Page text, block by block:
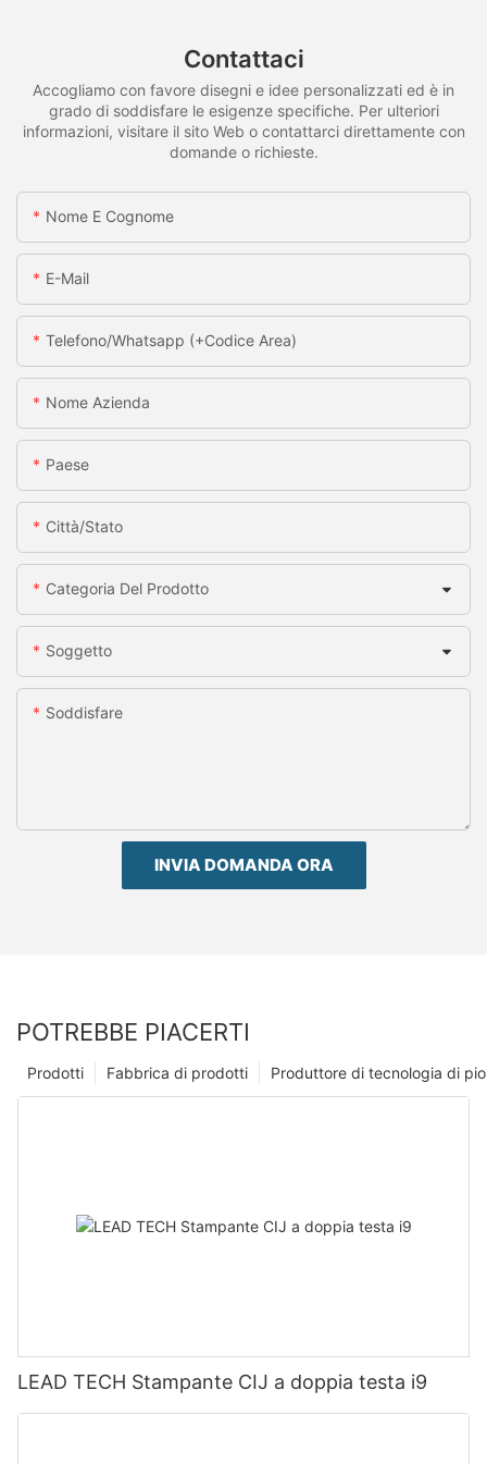
Contattaci
Accogliamo con favore disegni e idee personalizzati ed è in
grado di soddisfare le esigenze specifiche. Per ulteriori
informazioni, visitare il sito Web o contattarci direttamente con
domande o richieste.
Nome E Cognome
E-Mail
Telefono/whatsapp (+codice Area)
Nome Azienda
Paese
Città/stato
Categoria Del Prodotto
Soggetto
Soddisfare
INVIA DOMANDA ORA
POTREBBE PIACERTI
Produttore di tecnologia di
Fabbrica di prodotti
Prodotti
LEAD TECH Stampante CIJ a doppia testa i9